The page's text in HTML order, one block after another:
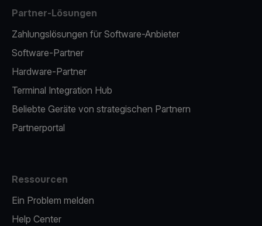
Partner-Lösungen
Zahlungslösungen für Software-Anbieter
Software-Partner
Hardware-Partner
Terminal Integration Hub
Beliebte Geräte von strategischen Partnern
Partnerportal
Ressourcen
Ein Problem melden
Help Center